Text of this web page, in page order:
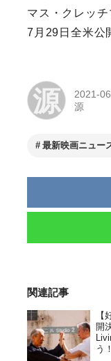
マス・クレッ
7月29日全米公
源
2021-
源
最新映画ニュー
関連記事
開
う！